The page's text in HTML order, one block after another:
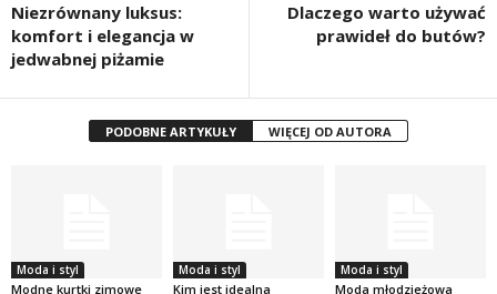
Niezrównany luksus:
komfort i elegancja w
jedwabnej piżamie
Dlaczego warto używać
prawideł do butów?
PODOBNE ARTYKUŁY WIĘCEJ OD AUTORA
Moda i styl
Modne kurtki zimowe
Moda i styl
Kim jest idealna
Moda i styl
Moda młodzieżowa